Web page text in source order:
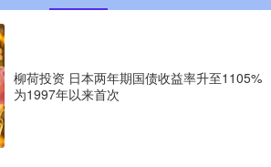
柳荷投资 日本两年期国债收益率升至1105%
为1997年以来首次